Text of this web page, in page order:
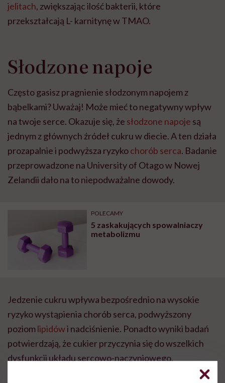
jelitach, zwiększając ilość bakterii, które
przekształcają L- karnitynę w TMAO.
Słodzone napoje
Często gasisz pragnienie słodzonym napojem z
bąbelkami? Uważaj! Może mieć to negatywny wpływ
na twoje serce. Okazuje się, że słodzone napoje są
jednym z głównych źródeł cukru w diecie. A ten działa
prozapalnie i podwyższa ryzykochorób serca. Badanie
przeprowadzone na University of Otago w Nowej
Zelandii dało na to niepodważalne dowody.
POLECAMY
5 zaskakujących spowalniaczy
metabolizmu
Jedzenie cukru wpływa bezpośrednio na wysokie
ryzyko wystąpienia chorób serca, podwyższony
poziomlipidówi nadciśnienie. Ponadto wyniki badań
potwierdzają, że cukier przyczynia się do wszelkich
dysfunkcji układu sercowo-naczyniowego,